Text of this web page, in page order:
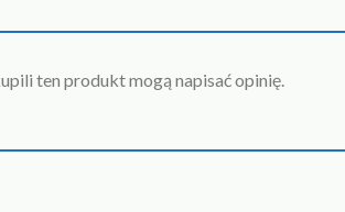
ten produkt mogą napisać opinię.